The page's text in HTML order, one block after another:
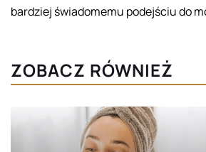
bardziej świadomemu podejściu do
ZOBACZ RÓWNIEŻ